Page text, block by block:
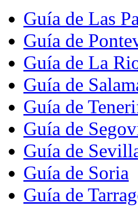
Guía de Las
Guía de
Guía de La
Guía de
Guía de
Guía de
Guía de
Guía de Soria
Guía de